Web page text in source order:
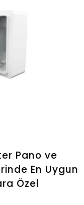
Pano ve
En Uygun
Özel